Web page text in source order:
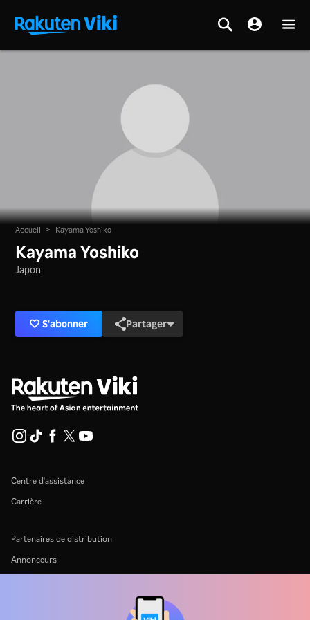
Accueil > Kayama Yoshiko
Kayama Yoshiko
Japon
S'abonner Partager
Centre d'assistance
Carrière
Partenaires de distribution
Annonceurs